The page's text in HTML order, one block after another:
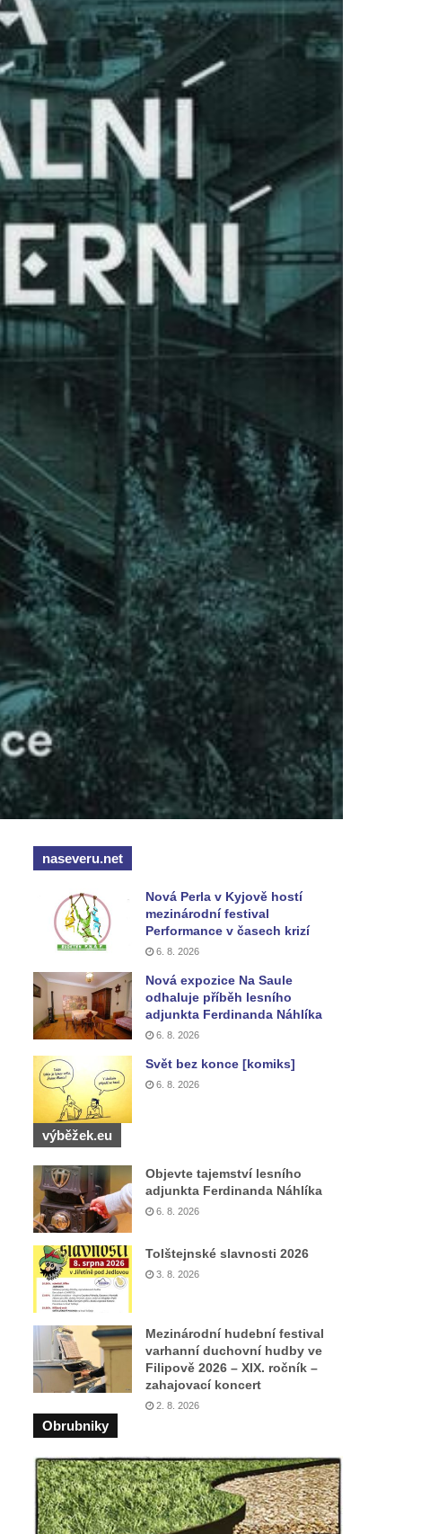
naseveru.net
Nová Perla v Kyjově hostí
mezinárodní festival
Performance v časech krizí
6. 8. 2026
Nová expozice Na Saule
odhaluje příběh lesního
adjunkta Ferdinanda Náhlíka
6. 8. 2026
Svět bez konce [komiks]
6. 8. 2026
výběžek.eu
Objevte tajemství lesního
adjunkta Ferdinanda Náhlíka
6. 8. 2026
Tolštejnské slavnosti 2026
3. 8. 2026
Mezinárodní hudební festival
varhanní duchovní hudby ve
Filipově 2026 – XIX. ročník –
zahajovací koncert
2. 8. 2026
Obrubniky